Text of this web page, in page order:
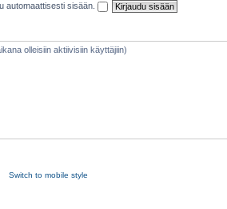
automaattisesti sisään.
olleisiin aktiivisiin käyttäjiin)
Switch to mobile style